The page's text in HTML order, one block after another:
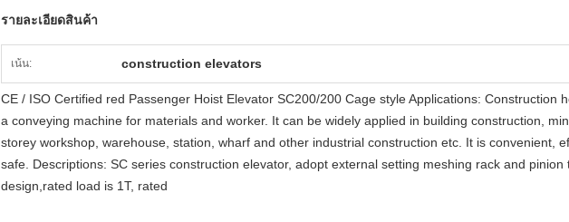
รายละเอียดสินค้า
เน้น: construction elevators
CE / ISO Certified red Passenger Hoist Elevator SC200/200 Cage style Applications: Construction
a conveying machine for materials and worker. It can be widely applied in building construction,
storey workshop, warehouse, station, wharf and other industrial construction etc. It is convenient,
safe. Descriptions: SC series construction elevator, adopt external setting meshing rack and pinion
design,rated load is 1T, rated